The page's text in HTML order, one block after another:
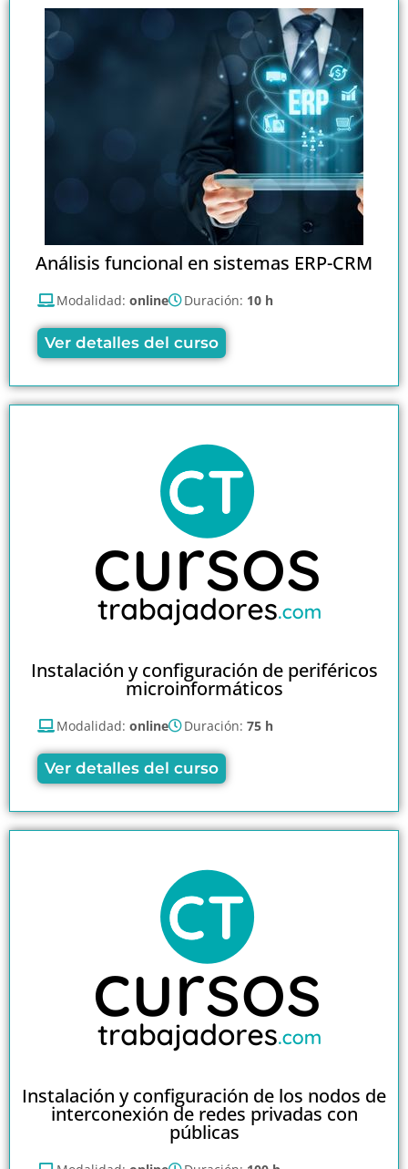
Análisis funcional en sistemas ERP-CRM
Modalidad: online Duración: 10 h
Ver detalles del curso
Instalación y configuración de periféricos
microinformáticos
Modalidad: online Duración: 75 h
Ver detalles del curso
Instalación y configuración de los nodos de
interconexión de redes privadas con
públicas